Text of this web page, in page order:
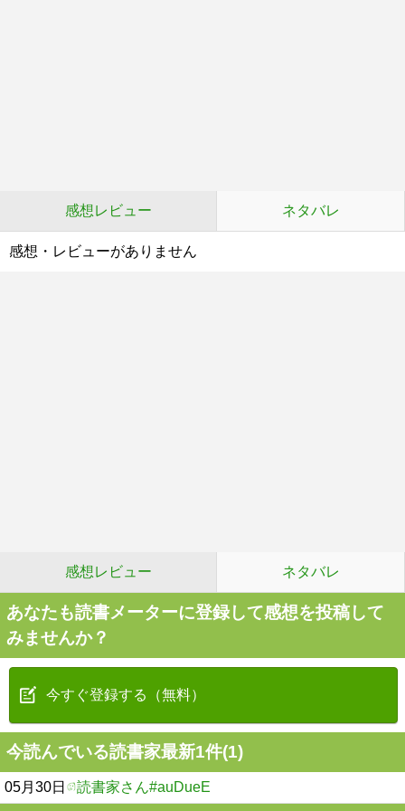
感想レビュー ネタバレ
感想・レビューがありません
感想レビュー ネタバレ
あなたも読書メーターに登録して感想を投稿して
みませんか？
今すぐ登録する（無料）
今読んでいる読書家最新1件(1)
05月30日 読書家さん#auDueE